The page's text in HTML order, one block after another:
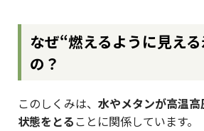
なぜ“燃えるように見え
の？
このしくみは、 水やメタンが高温
状態をとる ことに関係しています。